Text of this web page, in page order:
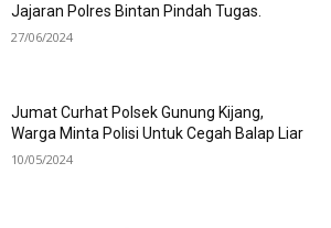
Jajaran Polres Bintan Pindah Tugas.
27/06/2024
Jumat Curhat Polsek Gunung Kijang,
Warga Minta Polisi Untuk Cegah Balap Liar
10/05/2024